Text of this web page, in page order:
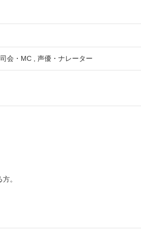
会・MC , 声優・ナレーター
。